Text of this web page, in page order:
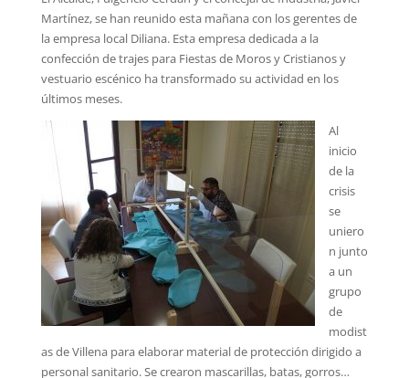
Martínez, se han reunido esta mañana con los gerentes de
la empresa local Diliana. Esta empresa dedicada a la
confección de trajes para Fiestas de Moros y Cristianos y
vestuario escénico ha transformado su actividad en los
últimos meses.
Al
inicio
de la
crisis
se
uniero
n junto
a un
grupo
de
modist
as de Villena para elaborar material de protección dirigido a
personal sanitario. Se crearon mascarillas, batas, gorros…